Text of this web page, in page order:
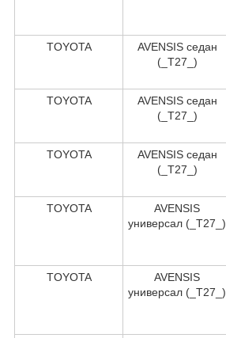
TOYOTA
AVENSIS седан
(_T27_)
TOYOTA
AVENSIS седан
(_T27_)
TOYOTA
AVENSIS седан
(_T27_)
TOYOTA
AVENSIS
универсал (_T27_)
TOYOTA
AVENSIS
универсал (_T27_)